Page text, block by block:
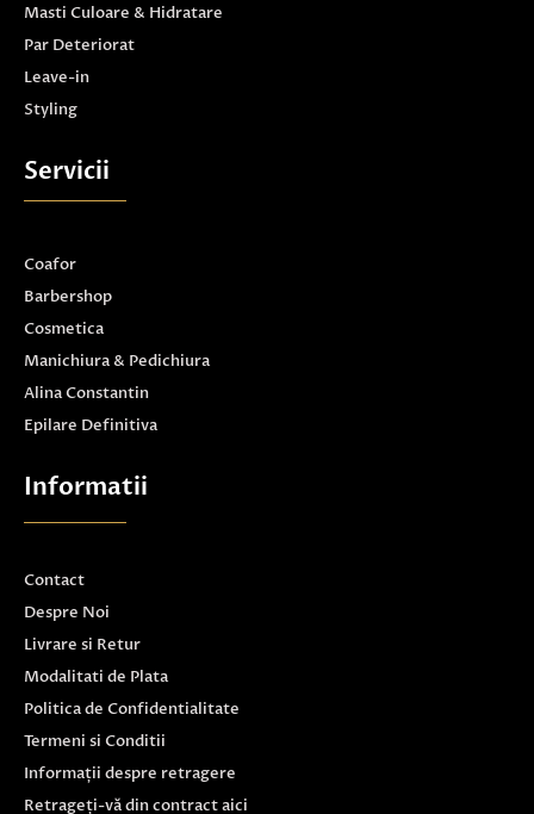
Masti Culoare & Hidratare
Par Deteriorat
Leave-in
Styling
Servicii
Coafor
Barbershop
Cosmetica
Manichiura & Pedichiura
Alina Constantin
Epilare Definitiva
Informatii
Contact
Despre Noi
Livrare si Retur
Modalitati de Plata
Politica de Confidentialitate
Termeni si Conditii
Informații despre retragere
Retrageți-vă din contract aici